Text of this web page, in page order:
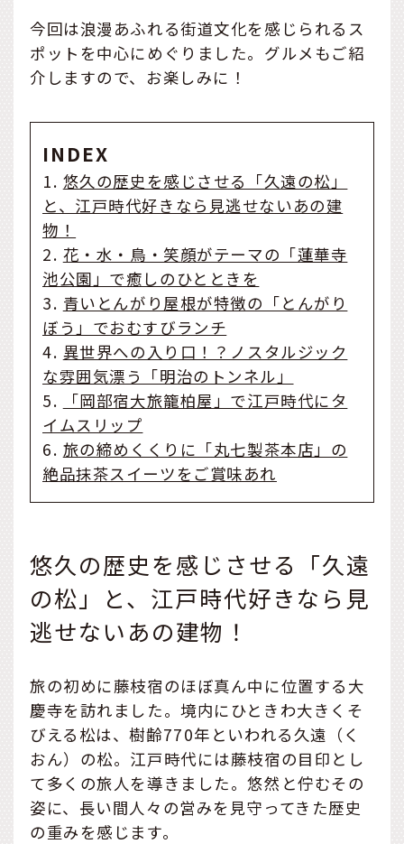
今回は浪漫あふれる街道文化を感じられるス
ポットを中心にめぐりました。グルメもご紹
介しますので、お楽しみに！
INDEX
1. 悠久の歴史を感じさせる「久遠の松」
と、江戸時代好きなら見逃せないあの建
物！
2. 花・水・鳥・笑顔がテーマの「蓮華寺
池公園」で癒しのひとときを
3. 青いとんがり屋根が特徴の「とんがり
ぼう」でおむすびランチ
4. 異世界への入り口！？ノスタルジック
な雰囲気漂う「明治のトンネル」
5.
「岡部宿大旅籠柏屋」で江戸時代にタ
イムスリップ
6. 旅の締めくくりに「丸七製茶本店」の
絶品抹茶スイーツをご賞味あれ
悠久の歴史を感じさせる「久遠
の松」と、江戸時代好きなら見
逃せないあの建物！
旅の初めに藤枝宿のほぼ真ん中に位置する大
慶寺を訪れました。境内にひときわ大きくそ
びえる松は、樹齢770年といわれる久遠（く
おん）の松。江戸時代には藤枝宿の目印とし
て多くの旅人を導きました。悠然と佇むその
姿に、長い間人々の営みを見守ってきた歴史
の重みを感じます。